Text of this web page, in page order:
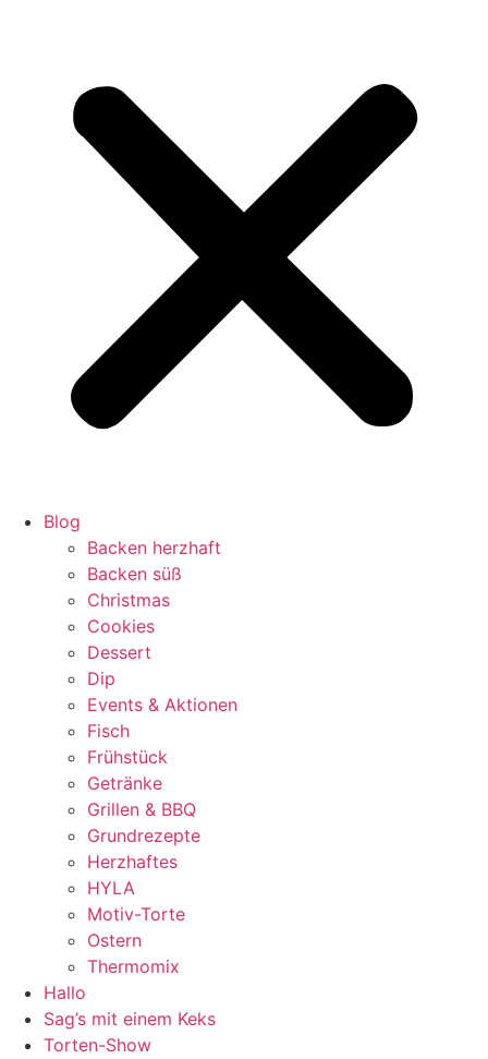
Blog
Backen herzhaft
Backen süß
Christmas
Cookies
Dessert
Dip
Events & Aktionen
Fisch
Frühstück
Getränke
Grillen & BBQ
Grundrezepte
Herzhaftes
HYLA
Motiv-Torte
Ostern
Thermomix
Hallo
Sag’s mit einem Keks
Torten-Show